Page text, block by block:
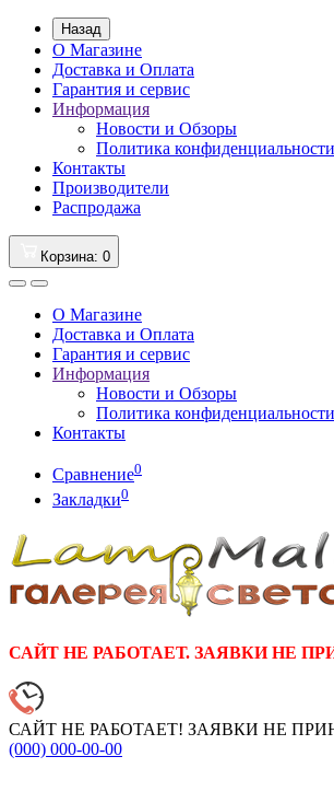
Назад
О Магазине
Доставка и Оплата
Гарантия и сервис
Информация
Новости и Обзоры
Политика конфиденциальности
Контакты
Производители
Распродажа
Корзина: 0
О Магазине
Доставка и Оплата
Гарантия и сервис
Информация
Новости и Обзоры
Политика конфиденциальности
Контакты
Сравнение0
Закладки0
САЙТ НЕ РАБОТАЕТ. ЗАЯВКИ НЕ
САЙТ НЕ РАБОТАЕТ! ЗАЯВКИ НЕ
(000) 000-00-00